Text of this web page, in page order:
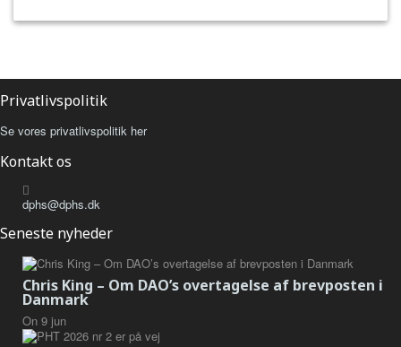
Privatlivspolitik
Se vores privatlivspolitik her
Kontakt os
dphs@dphs.dk
Seneste nyheder
Chris King – Om DAO’s overtagelse af brevposten i
Danmark
On 9 jun